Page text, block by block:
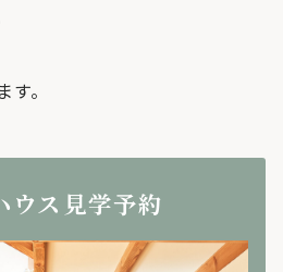
。
ウス見学予約